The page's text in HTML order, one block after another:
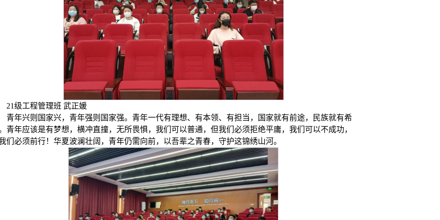
21级工程管理班 武正媛
青年兴则国家兴，青年强则国家强。青年一代有理想、有本领、有担当，国家就有前途，民族就有希
青年应该是有梦想，横冲直撞，无所畏惧，我们可以普通，但我们必须拒绝平庸，我们可以不成功，
们必须前行！华夏波澜壮阔，青年仍需向前，以吾辈之青春，守护这锦绣山河。